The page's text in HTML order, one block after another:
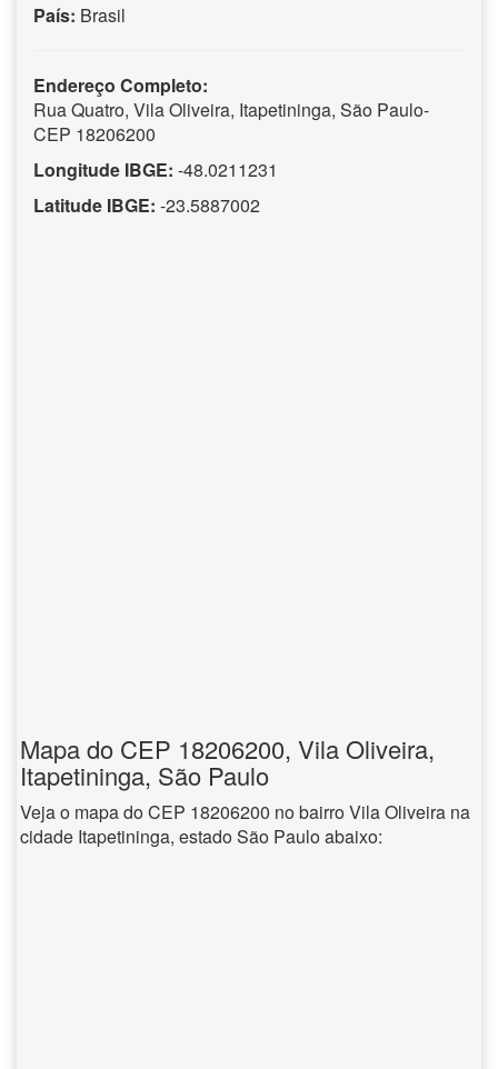
País: Brasil
Endereço Completo:
Rua Quatro, Vila Oliveira, Itapetininga, São Paulo-
CEP 18206200
Longitude IBGE: -48.0211231
Latitude IBGE: -23.5887002
Mapa do CEP 18206200, Vila Oliveira,
Itapetininga, São Paulo
Veja o mapa do CEP 18206200 no bairro Vila Oliveira na
cidade Itapetininga, estado São Paulo abaixo: